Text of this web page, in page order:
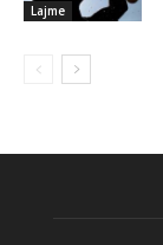
Lajme